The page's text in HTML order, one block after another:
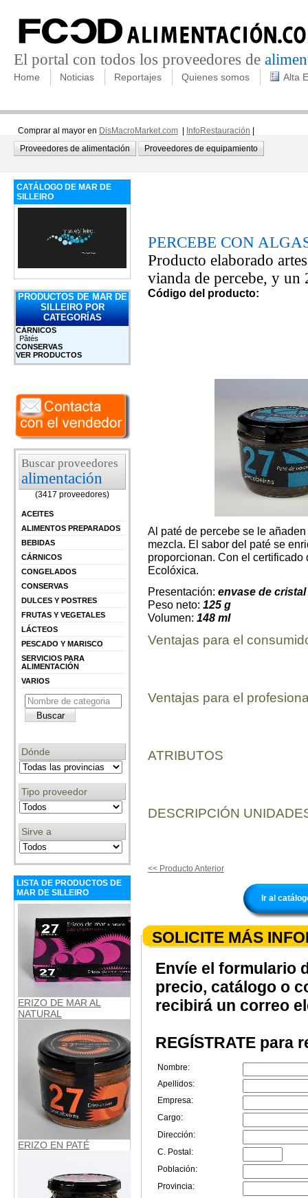
El portal con todos los proveedores de
Home Noticias Reportajes Quienes somos Alta
Comprar al mayor en DisMacroMarket.com InfoRestauración
Proveedores de alimentación
Proveedores de equipamiento
CATÁLOGO DE MAR DE
SILLEIRO
PRODUCTOS DE MAR DE
SILLEIRO POR
CATEGORÍAS
CÁRNICOS
Pâtés
CONSERVAS
VER PRODUCTOS
Buscar proveedores
alimentación
(3417 proveedores)
ACEITES
ALIMENTOS PREPARADOS
BEBIDAS
CÁRNICOS
CONGELADOS
CONSERVAS
DULCES Y POSTRES
FRUTAS Y VEGETALES
LÁCTEOS
PESCADO Y MARISCO
SERVICIOS PARA
ALIMENTACIÓN
VARIOS
Dónde
Tipo proveedor
Sirve a
LISTA DE PRODUCTOS DE
MAR DE SILLEIRO
ERIZO DE MAR AL
NATURAL
ERIZO EN PATÉ
PERCEBE CON
Producto elaborado
vianda de percebe, y un
Código del producto:
Al paté de percebe se le
mezcla. El sabor del paté se
proporcionan. Con el
Ecolóxica.
Presentación: envase de cristal
Peso neto: 125 g
Volumen: 148 ml
Ventajas para el
Ventajas para el
ATRIBUTOS
DESCRIPCIÓN
<< Producto Anterior
Ir al
SOLICITE MÁS
Envíe el formulario
precio, catálogo o
recibirá un correo
REGÍSTRATE para
Nombre:
Apellidos:
Empresa:
Cargo:
Dirección:
C. Postal:
Población:
Provincia: